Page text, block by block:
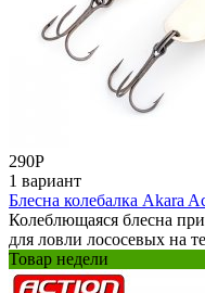
290Р
1 вариант
Блесна колебалка Akara
Колеблющаяся блесна
для ловли лососевых на
Товар недели